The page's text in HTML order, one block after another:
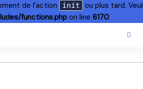
de l’action
init ou plus tard.
functions.php on line 6170